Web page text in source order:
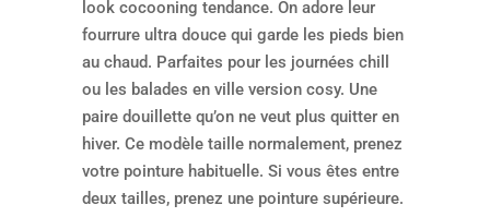
look cocooning tendance. On adore leur
fourrure ultra douce qui garde les pieds bien
au chaud. Parfaites pour les journées chill
ou les balades en ville version cosy. Une
paire douillette qu’on ne veut plus quitter en
hiver. Ce modèle taille normalement, prenez
votre pointure habituelle. Si vous êtes entre
deux tailles, prenez une pointure supérieure.